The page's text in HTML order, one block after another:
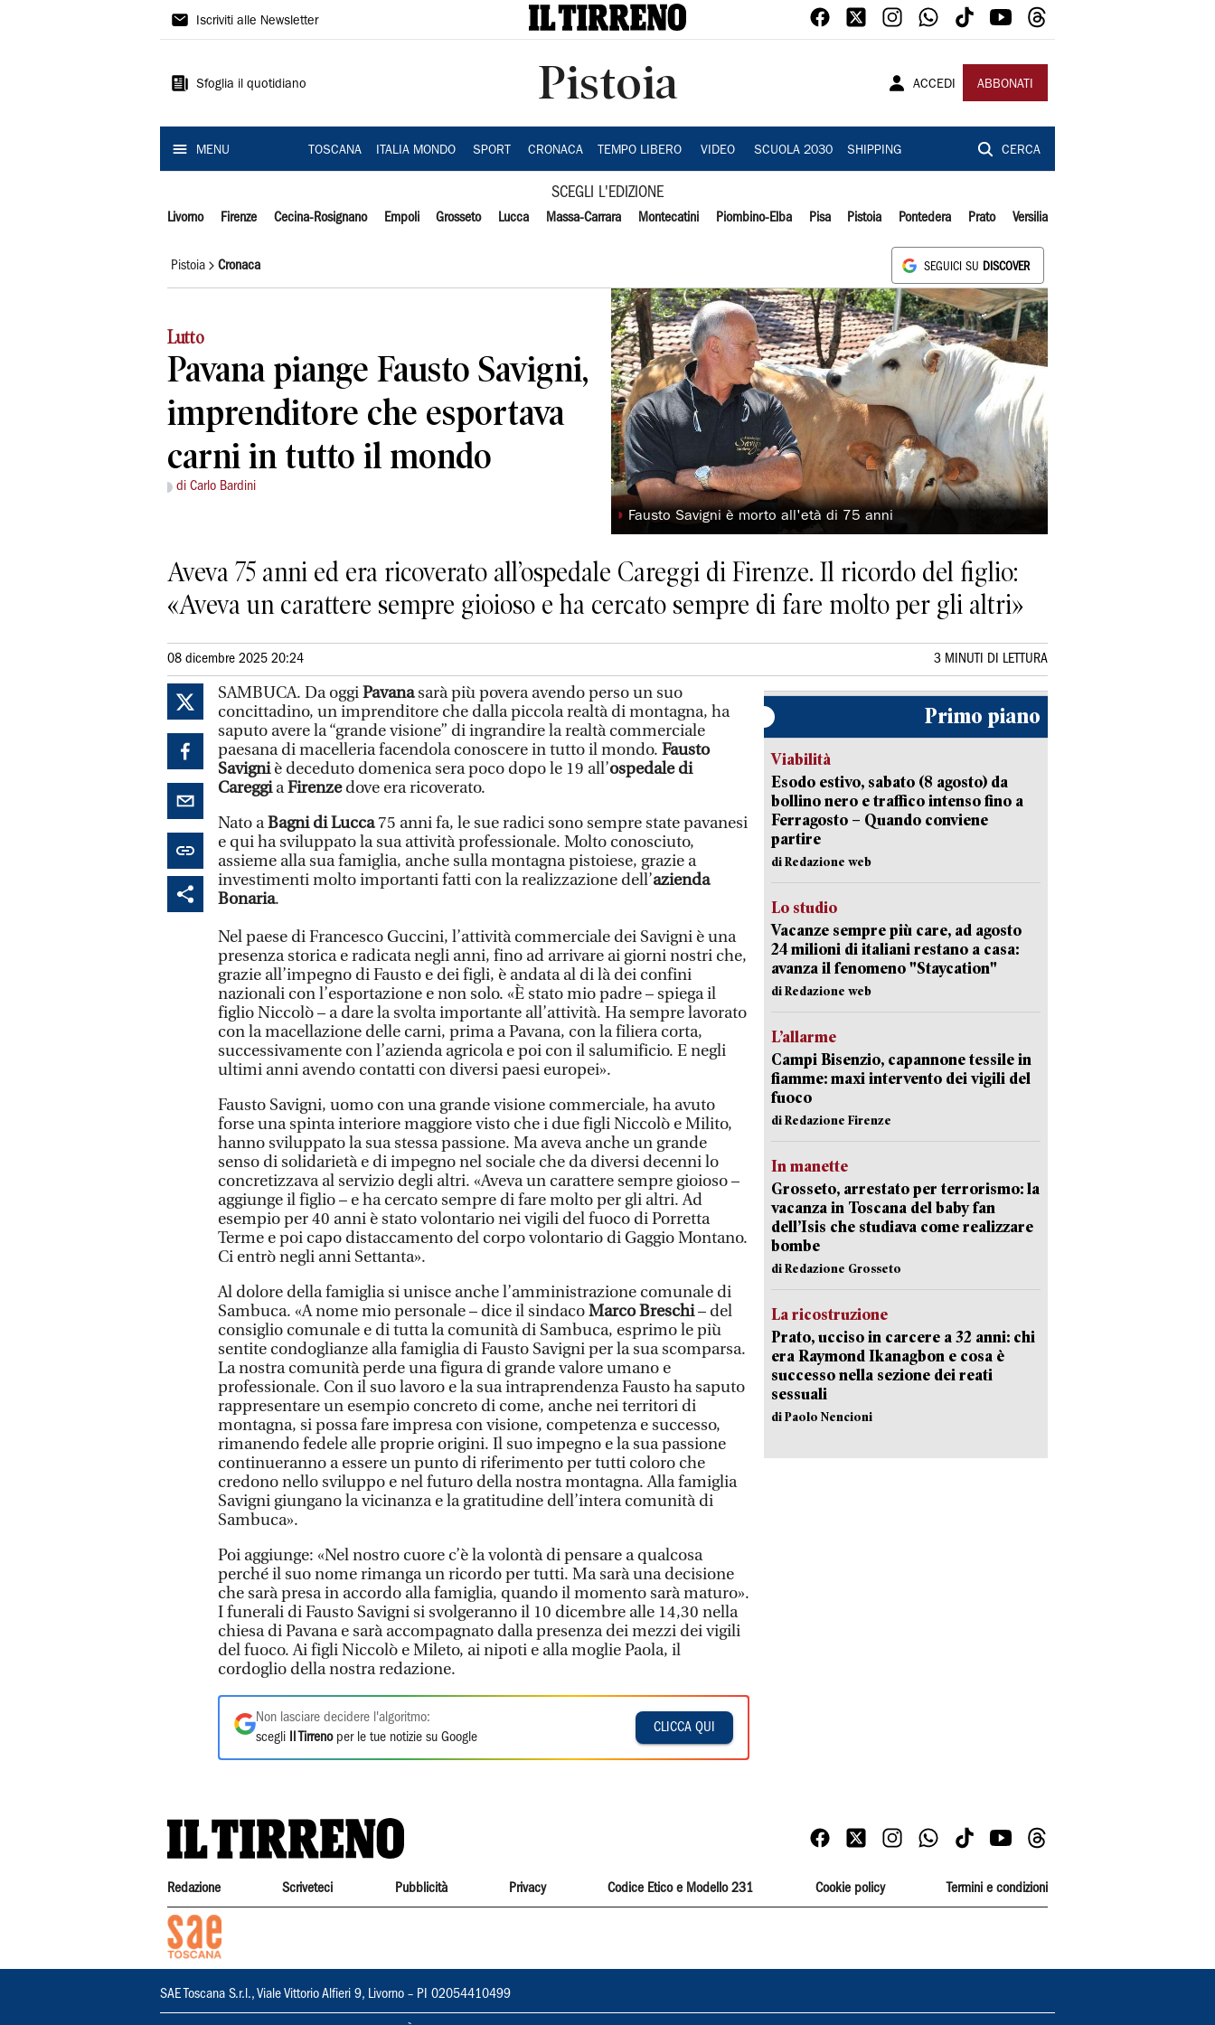
Il
Iscriviti alle Newsletter
Sfoglia il quotidiano Pistoia ACCEDI ABBONATI
MENU TOSCANA ITALIA MONDO SPORT CRONACA TEMPO LIBERO VIDEO SCUOLA 2030 SHIPPING CERCA
SCEGLI L'EDIZIONE
Livorno Firenze Cecina-Rosignano Empoli Grosseto Lucca Massa-Carrara Montecatini Piombino-Elba Pisa Pistoia Pontedera Prato Versilia
Pistoia Cronaca SEGUICI SU DISCOVER
Lutto
Pavana piange Fausto Savigni,
imprenditore che esportava
carni in tutto il mondo
di Carlo Bardini
◗ Fausto Savigni è morto all'età di 75 anni
Aveva 75 anni ed era ricoverato all’ospedale Careggi di Firenze. Il ricordo del figlio:
«Aveva un carattere sempre gioioso e ha cercato sempre di fare molto per gli altri»
08 dicembre 2025 20:24 3 MINUTI DI LETTURA
SAMBUCA. Da oggiPavanasarà più povera avendo perso un suo
concittadino, un imprenditore che dalla piccola realtà di montagna, ha
saputo avere la “grande visione” di ingrandire la realtà commerciale
paesana di macelleria facendola conoscere in tutto il mondo. Fausto
Savigniè deceduto domenica sera poco dopo le 19 all’ospedale di
CareggiaFirenzedove era ricoverato.
Nato aBagni di Lucca75 anni fa, le sue radici sono sempre state pavanesi
e qui ha sviluppato la sua attività professionale. Molto conosciuto,
assieme alla sua famiglia, anche sulla montagna pistoiese, grazie a
investimenti molto importanti fatti con la realizzazione dell’azienda
Bonaria.
Nel paese di Francesco Guccini, l’attività commerciale dei Savigni è una
presenza storica e radicata negli anni, fino ad arrivare ai giorni nostri che,
grazie all’impegno di Fausto e dei figli, è andata al di là dei confini
nazionali con l’esportazione e non solo. «È stato mio padre – spiega il
figlio Niccolò – a dare la svolta importante all’attività. Ha sempre lavorato
con la macellazione delle carni, prima a Pavana, con la filiera corta,
successivamente con l’azienda agricola e poi con il salumificio. E negli
ultimi anni avendo contatti con diversi paesi europei».
Fausto Savigni, uomo con una grande visione commerciale, ha avuto
forse una spinta interiore maggiore visto che i due figli Niccolò e Milito,
hanno sviluppato la sua stessa passione. Ma aveva anche un grande
senso di solidarietà e di impegno nel sociale che da diversi decenni lo
concretizzava al servizio degli altri. «Aveva un carattere sempre gioioso –
aggiunge il figlio – e ha cercato sempre di fare molto per gli altri. Ad
esempio per 40 anni è stato volontario nei vigili del fuoco di Porretta
Terme e poi capo distaccamento del corpo volontario di Gaggio Montano.
Ci entrò negli anni Settanta».
Al dolore della famiglia si unisce anche l’amministrazione comunale di
Sambuca. «A nome mio personale – dice il sindacoMarco Breschi– del
consiglio comunale e di tutta la comunità di Sambuca, esprimo le più
sentite condoglianze alla famiglia di Fausto Savigni per la sua scomparsa.
La nostra comunità perde una figura di grande valore umano e
professionale. Con il suo lavoro e la sua intraprendenza Fausto ha saputo
rappresentare un esempio concreto di come, anche nei territori di
montagna, si possa fare impresa con visione, competenza e successo,
rimanendo fedele alle proprie origini. Il suo impegno e la sua passione
continueranno a essere un punto di riferimento per tutti coloro che
credono nello sviluppo e nel futuro della nostra montagna. Alla famiglia
Savigni giungano la vicinanza e la gratitudine dell’intera comunità di
Sambuca».
Poi aggiunge: «Nel nostro cuore c’è la volontà di pensare a qualcosa
perché il suo nome rimanga un ricordo per tutti. Ma sarà una decisione
che sarà presa in accordo alla famiglia, quando il momento sarà maturo».
I funerali di Fausto Savigni si svolgeranno il 10 dicembre alle 14,30 nella
chiesa di Pavana e sarà accompagnato dalla presenza dei mezzi dei vigili
del fuoco. Ai figli Niccolò e Mileto, ai nipoti e alla moglie Paola, il
cordoglio della nostra redazione.
Non lasciare decidere l'algoritmo:
scegli
Il Tirrenoper le tue notizie su Google
CLICCA QUI
Primo piano
Viabilità
Esodo estivo, sabato (8 agosto) da
bollino nero e traffico intenso fino a
Ferragosto – Quando conviene
partire
di Redazione web
Lo studio
Vacanze sempre più care, ad agosto
24 milioni di italiani restano a casa:
avanza il fenomeno "Staycation"
di Redazione web
L’allarme
Campi Bisenzio, capannone tessile in
fiamme: maxi intervento dei vigili del
fuoco
di Redazione Firenze
In manette
Grosseto, arrestato per terrorismo: la
vacanza in Toscana del baby fan
dell’Isis che studiava come realizzare
bombe
di Redazione Grosseto
La ricostruzione
Prato, ucciso in carcere a 32 anni: chi
era Raymond Ikanagbon e cosa è
successo nella sezione dei reati
sessuali
di Paolo Nencioni
Redazione Scriveteci Pubblicità Privacy Codice Etico e Modello 231 Cookie policy Termini e condizioni
SAE Toscana S.r.l., Viale Vittorio Alfieri 9, Livorno – PI 02054410499